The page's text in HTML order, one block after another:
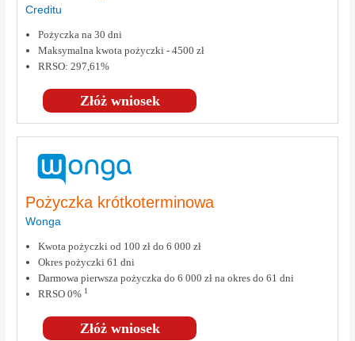
Creditu
Złóż wniosek
Pożyczka na 30 dni
Maksymalna kwota pożyczki - 4500 zł
RRSO: 297,61%
Pożyczka krótkoterminowa
Wonga
Złóż wniosek
Kwota pożyczki od 100 zł do 6 000 zł
Okres pożyczki 61 dni
Darmowa pierwsza pożyczka do 6 000 zł na okres do 61 dni
RRSO 0% 1